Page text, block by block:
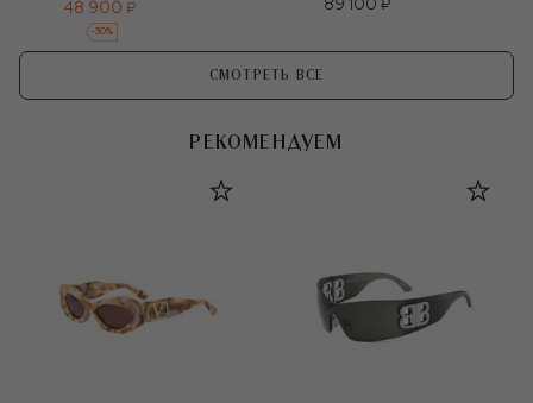
48 900 ₽
-30%
89 100 ₽
СМОТРЕТЬ ВСЕ
РЕКОМЕНДУЕМ